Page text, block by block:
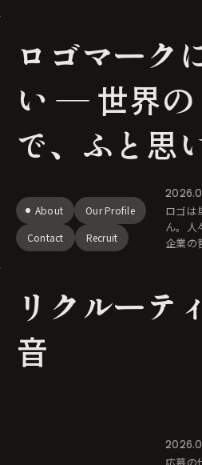
半額
ロゴマーク
い ― 世界の
で、ふと思
存在へ
About
Our Profile
Contact
Recruit
ロゴは
ん。人
企業の
紹介し
リクルーテ
音